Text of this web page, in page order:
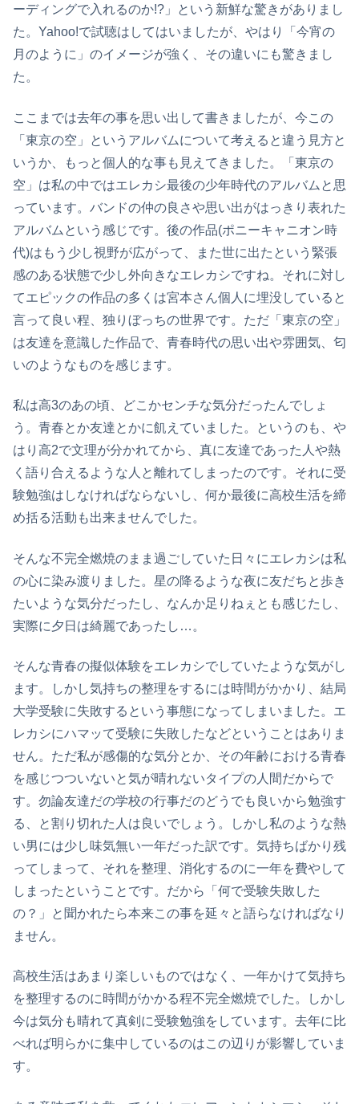
ーディングで入れるのか!?」という新鮮な驚きがありまし
た。Yahoo!で試聴はしてはいましたが、やはり「今宵の
月のように」のイメージが強く、その違いにも驚きまし
た。
ここまでは去年の事を思い出して書きましたが、今この
「東京の空」というアルバムについて考えると違う見方と
いうか、もっと個人的な事も見えてきました。「東京の
空」は私の中ではエレカシ最後の少年時代のアルバムと思
っています。バンドの仲の良さや思い出がはっきり表れた
アルバムという感じです。後の作品(ポニーキャニオン時
代)はもう少し視野が広がって、また世に出たという緊張
感のある状態で少し外向きなエレカシですね。それに対し
てエピックの作品の多くは宮本さん個人に埋没していると
言って良い程、独りぼっちの世界です。ただ「東京の空」
は友達を意識した作品で、青春時代の思い出や雰囲気、匂
いのようなものを感じます。
私は高3のあの頃、どこかセンチな気分だったんでしょ
う。青春とか友達とかに飢えていました。というのも、や
はり高2で文理が分かれてから、真に友達であった人や熱
く語り合えるような人と離れてしまったのです。それに受
験勉強はしなければならないし、何か最後に高校生活を締
め括る活動も出来ませんでした。
そんな不完全燃焼のまま過ごしていた日々にエレカシは私
の心に染み渡りました。星の降るような夜に友だちと歩き
たいような気分だったし、なんか足りねぇとも感じたし、
実際に夕日は綺麗であったし…。
そんな青春の擬似体験をエレカシでしていたような気がし
ます。しかし気持ちの整理をするには時間がかかり、結局
大学受験に失敗するという事態になってしまいました。エ
レカシにハマッて受験に失敗したなどということはありま
せん。ただ私が感傷的な気分とか、その年齢における青春
を感じつついないと気が晴れないタイプの人間だからで
す。勿論友達だの学校の行事だのどうでも良いから勉強す
る、と割り切れた人は良いでしょう。しかし私のような熱
い男には少し味気無い一年だった訳です。気持ちばかり残
ってしまって、それを整理、消化するのに一年を費やして
しまったということです。だから「何で受験失敗した
の？」と聞かれたら本来この事を延々と語らなければなり
ません。
高校生活はあまり楽しいものではなく、一年かけて気持ち
を整理するのに時間がかかる程不完全燃焼でした。しかし
今は気分も晴れて真剣に受験勉強をしています。去年に比
べれば明らかに集中しているのはこの辺りが影響していま
す。